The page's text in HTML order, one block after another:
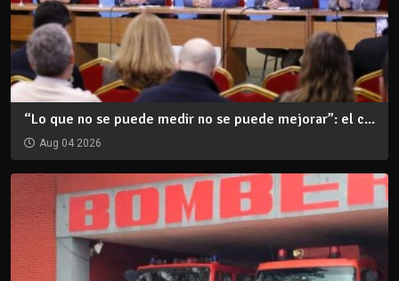
“Lo que no se puede medir no se puede mejorar”: el c...
Aug 04 2026